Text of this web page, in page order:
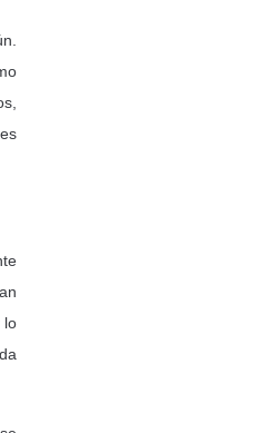
lo